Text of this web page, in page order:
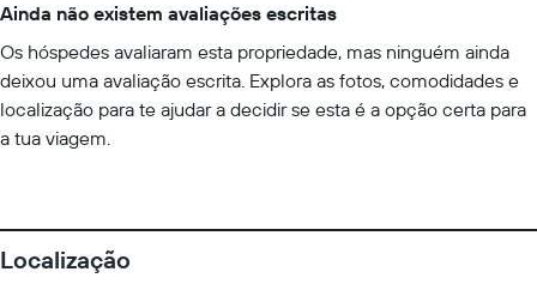
Ainda não existem avaliações escritas
Os hóspedes avaliaram esta propriedade, mas ninguém ainda
deixou uma avaliação escrita. Explora as fotos, comodidades e
localização para te ajudar a decidir se esta é a opção certa para
a tua viagem.
Localização